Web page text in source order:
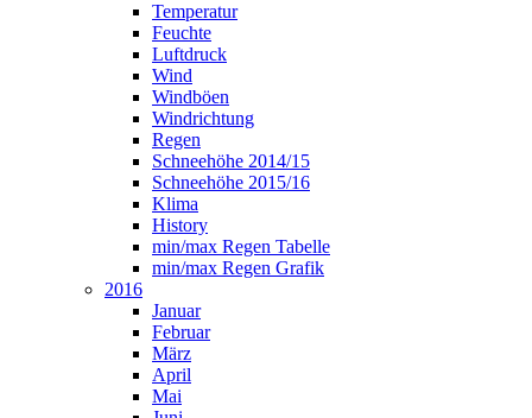
Temperatur
Feuchte
Luftdruck
Wind
Windböen
Windrichtung
Regen
Schneehöhe 2014/15
Schneehöhe 2015/16
Klima
History
min/max Regen Tabelle
min/max Regen Grafik
2016
Januar
Februar
März
April
Mai